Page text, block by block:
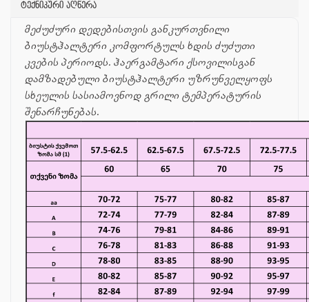
ტექნიკური აღწერა
მეძუძური დედებისთვის განკურთვნილი
ბიუსტჰალტერი კომფორტულს ხდის ძუძუთი
კვების პერიოდს. ჰაერგამტარი ქსოვილისგან
დამზადებული ბიუსტჰალტერი უზრუნველყოფს
სხეულის სასიამოვნოდ გრილი ტემპერატურის
შენარჩუნებას.